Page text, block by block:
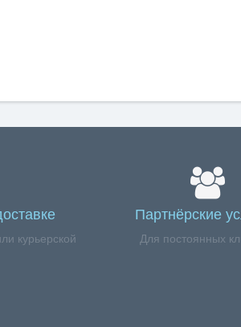
курьерской
Партнёрские
Для постоянных